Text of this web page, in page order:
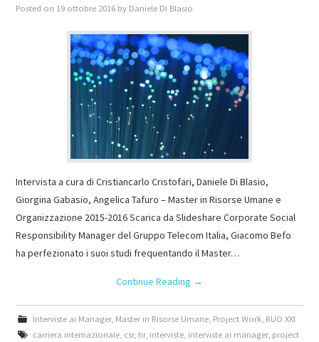
Posted on 19 ottobre 2016 by Daniele Di Blasio
Intervista a cura di Cristiancarlo Cristofari, Daniele Di Blasio,
Giorgina Gabasio, Angelica Tafuro – Master in Risorse Umane e
Organizzazione 2015-2016 Scarica da Slideshare Corporate Social
Responsibility Manager del Gruppo Telecom Italia, Giacomo Befo
ha perfezionato i suoi studi frequentando il Master…
Continue Reading →
Interviste ai Manager, Master in Risorse Umane, Project Work, RUO XXI
carriera internazionale, csr, hr, interviste, interviste ai manager, project